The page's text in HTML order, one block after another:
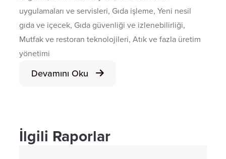
uygulamaları ve servisleri, Gıda işleme, Yeni nesil
gıda ve içecek, Gıda güvenliği ve izlenebilirliği,
Mutfak ve restoran teknolojileri, Atık ve fazla üretim
yönetimi
Devamını Oku
İlgili Raporlar